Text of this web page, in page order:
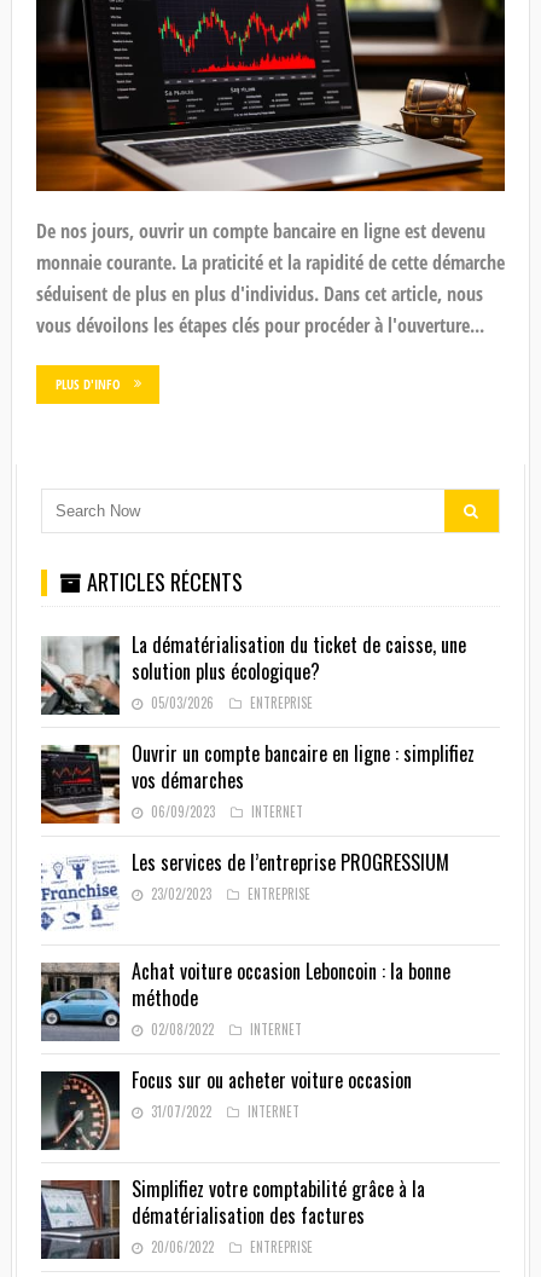
De nos jours, ouvrir un compte bancaire en ligne est devenu
monnaie courante. La praticité et la rapidité de cette démarche
séduisent de plus en plus d'individus. Dans cet article, nous
vous dévoilons les étapes clés pour procéder à l'ouverture...
PLUS D'INFO
ARTICLES RÉCENTS
La dématérialisation du ticket de caisse, une
solution plus écologique?
05/03/2026 ENTREPRISE
Ouvrir un compte bancaire en ligne : simplifiez
vos démarches
06/09/2023 INTERNET
Les services de l’entreprise PROGRESSIUM
23/02/2023 ENTREPRISE
Achat voiture occasion Leboncoin : la bonne
méthode
02/08/2022 INTERNET
Focus sur ou acheter voiture occasion
31/07/2022 INTERNET
Simplifiez votre comptabilité grâce à la
dématérialisation des factures
20/06/2022 ENTREPRISE